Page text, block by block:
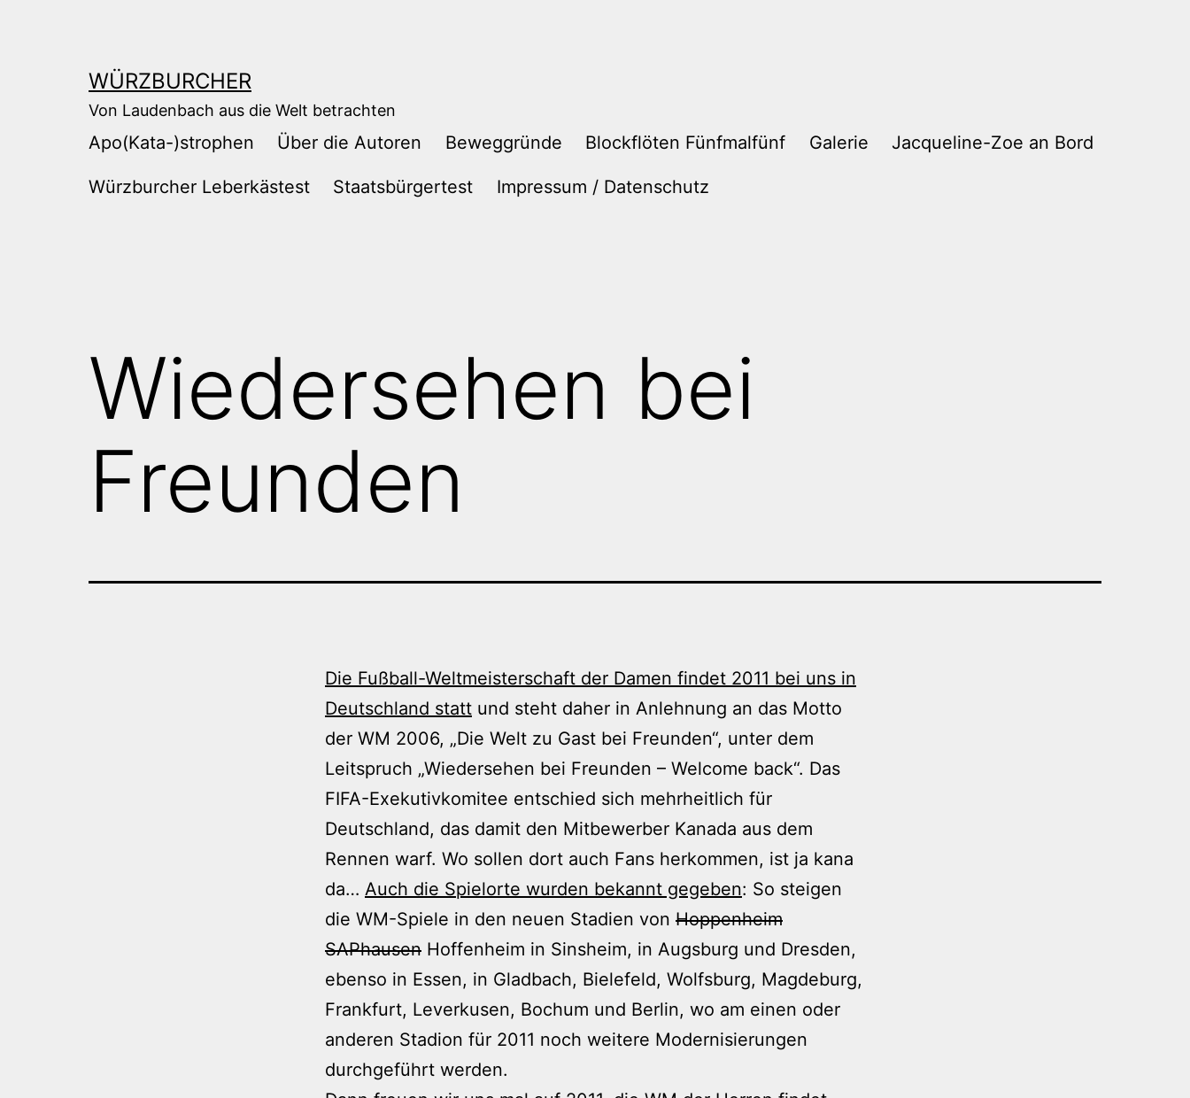
WÜRZBURCHER
Von Laudenbach aus die Welt betrachten
Apo(Kata-)strophen Über die Autoren Beweggründe Blockflöten Fünfmalfünf Galerie Jacqueline-Zoe an Bord
Würzburcher Leberkästest Staatsbürgertest Impressum / Datenschutz
Wiedersehen bei
Freunden
Die Fußball-Weltmeisterschaft der Damen findet 2011 bei uns in
Deutschland statt und steht daher in Anlehnung an das Motto
der WM 2006, „Die Welt zu Gast bei Freunden“, unter dem
Leitspruch „Wiedersehen bei Freunden – Welcome back“. Das
FIFA-Exekutivkomitee entschied sich mehrheitlich für
Deutschland, das damit den Mitbewerber Kanada aus dem
Rennen warf. Wo sollen dort auch Fans herkommen, ist ja kana
da… Auch die Spielorte wurden bekannt gegeben: So steigen
die WM-Spiele in den neuen Stadien von Hoppenheim
SAPhausen Hoffenheim in Sinsheim, in Augsburg und Dresden,
ebenso in Essen, in Gladbach, Bielefeld, Wolfsburg, Magdeburg,
Frankfurt, Leverkusen, Bochum und Berlin, wo am einen oder
anderen Stadion für 2011 noch weitere Modernisierungen
durchgeführt werden.